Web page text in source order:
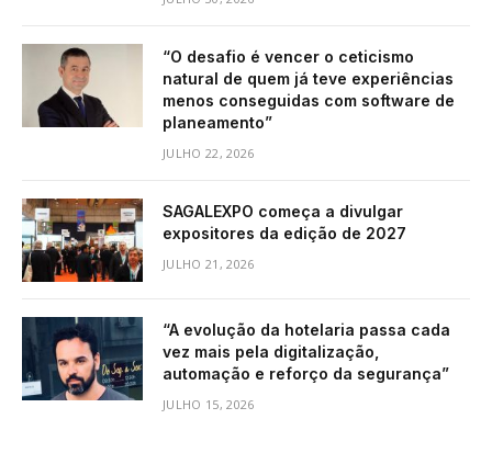
“O desafio é vencer o ceticismo
natural de quem já teve experiências
menos conseguidas com software de
planeamento”
JULHO 22, 2026
SAGALEXPO começa a divulgar
expositores da edição de 2027
JULHO 21, 2026
“A evolução da hotelaria passa cada
vez mais pela digitalização,
automação e reforço da segurança”
JULHO 15, 2026